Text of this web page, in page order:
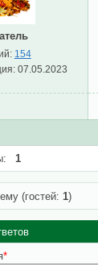
154
07.05.2023
1
(гостей: 1)
*